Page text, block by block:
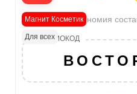
Ваша экономия
Магнит Косметик
Для всех